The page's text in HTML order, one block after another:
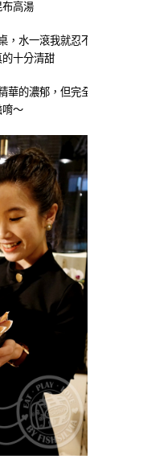
布高湯
，水一滾我就忍不
十分清甜
華的濃郁，但完全
唷～